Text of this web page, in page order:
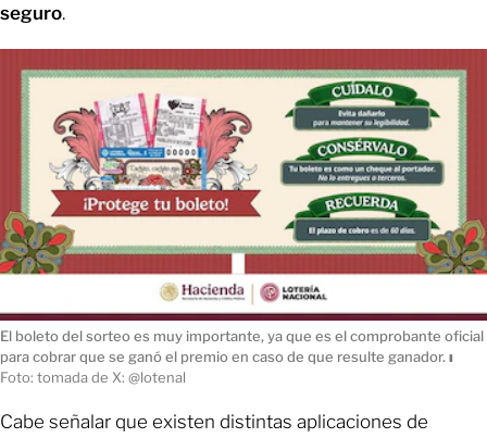
seguro.
El boleto del sorteo es muy importante, ya que es el comprobante oficial
para cobrar que se ganó el premio en caso de que resulte ganador. ı
Foto: tomada de X: @lotenal
Cabe señalar que existen distintas aplicaciones de